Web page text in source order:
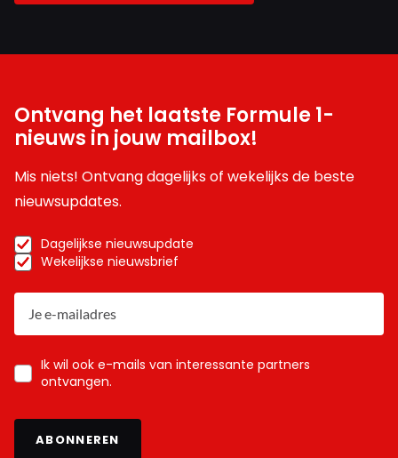
Ontvang het laatste Formule 1-
nieuws in jouw mailbox!
Mis niets! Ontvang dagelijks of wekelijks de beste
nieuwsupdates.
Dagelijkse nieuwsupdate
Wekelijkse nieuwsbrief
Ik wil ook e-mails van interessante partners
ontvangen.
ABONNEREN